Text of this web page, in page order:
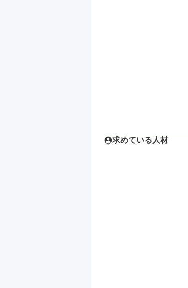
求めている人材